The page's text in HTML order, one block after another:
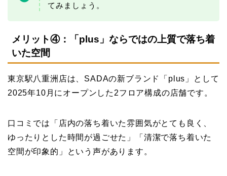
てみましょう。
メリット④：「plus」ならではの上質で落ち着
いた空間
東京駅八重洲店は、SADAの新ブランド「plus」として
2025年10月にオープンした2フロア構成の店舗です。
口コミでは「店内の落ち着いた雰囲気がとても良く、
ゆったりとした時間が過ごせた」「清潔で落ち着いた
空間が印象的」という声があります。